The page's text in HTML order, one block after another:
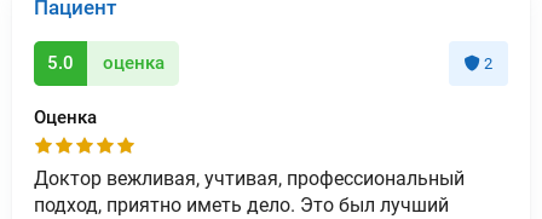
Пациент
5.0 оценка 2
Оценка
Доктор вежливая, учтивая, профессиональный
подход, приятно иметь дело. Это был лучший